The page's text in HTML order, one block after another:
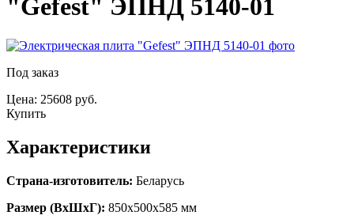
"Gefest" ЭПНД 5140-01
Под заказ
Цена: 25608 руб.
Купить
Характеристики
Страна-изготовитель: Беларусь
Размер (ВхШхГ): 850х500х585 мм